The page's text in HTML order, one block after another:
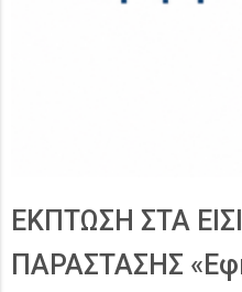
ΕΚΠΤΩΣΗ ΣΤΑ
ΠΑΡΑΣΤΑΣΗΣ